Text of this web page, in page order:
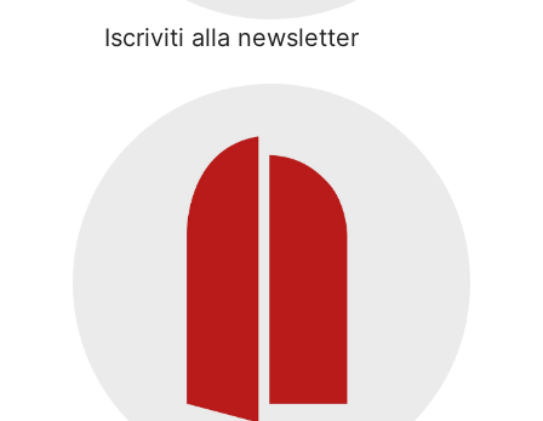
Iscriviti alla newsletter